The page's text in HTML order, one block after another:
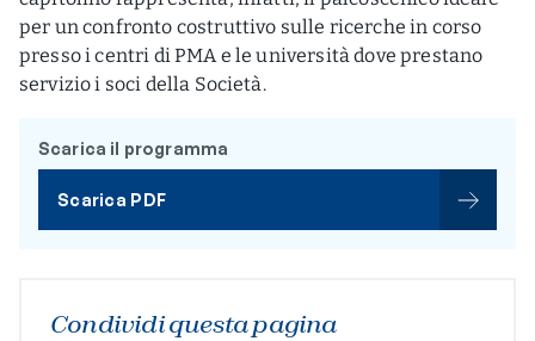
per un confronto costruttivo sulle ricerche in corso
presso i centri di PMA e le università dove prestano
servizio i soci della Società.
Scarica il programma
Scarica PDF
Condividi questa pagina